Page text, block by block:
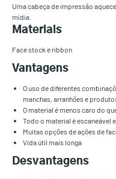
Uma cabeça de impressão
mídia.
Materiais
Face stock e ribbon
Vantagens
O uso de diferentes
manchas, arranhões e
O material é menos caro do
Todo o material é escaneável
Muitas opções de ações de
Vida útil mais longa
Desvantagens